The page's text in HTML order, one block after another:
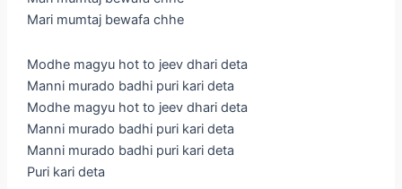
Mari mumtaj bewafa chhe
Modhe magyu hot to jeev dhari deta
Manni murado badhi puri kari deta
Modhe magyu hot to jeev dhari deta
Manni murado badhi puri kari deta
Manni murado badhi puri kari deta
Puri kari deta